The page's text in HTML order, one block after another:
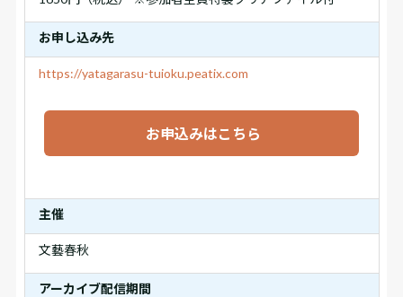
お申し込み先
https://yatagarasu-tuioku.peatix.com
お申込みはこちら
主催
文藝春秋
アーカイブ配信期間